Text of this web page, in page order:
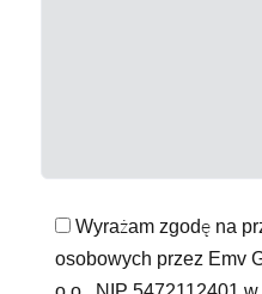
Wyrażam zgodę na
osobowych przez Emv